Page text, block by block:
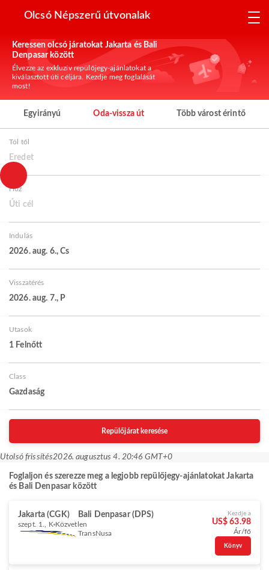
Olcsó Népszerű útvonalak
Keressen olcsó járatokat Jakarta és Bali
Denpasar között
Élvezze az exkluzív repülőjegy-ajánlatokat a
kiválasztott úti céljára. Kezdje meg foglalását
most!
Egyirányú Oda-vissza út Több várost érintő
Tól től
Eredet
Hoz
Úti cél
Indulás
2026. aug. 6., Cs
Visszatérés
2026. aug. 7., P
Utasok
1 Felnőtt
Class
Gazdaság
Repülőjárat keresése
Utolsó frissítés2026. augusztus 4. 20:46 GMT+0
Foglaljon és szerezze meg a legjobb repülőjegy-ajánlatokat Jakarta
és Bali Denpasar között
Jakarta (CGK) Bali Denpasar (DPS)
szept. 1., K Közvetlen
TransNusa
Kezdje a
US$ 63.98
Ár/fő
Könyv